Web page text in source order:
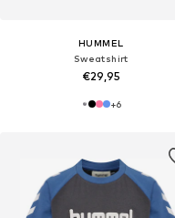
HUMMEL
Sweatshirt
€29,95
+6